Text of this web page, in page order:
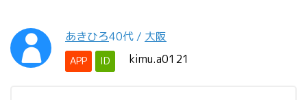
あきひろ40代 / 大阪
APP ID kimu.a0121